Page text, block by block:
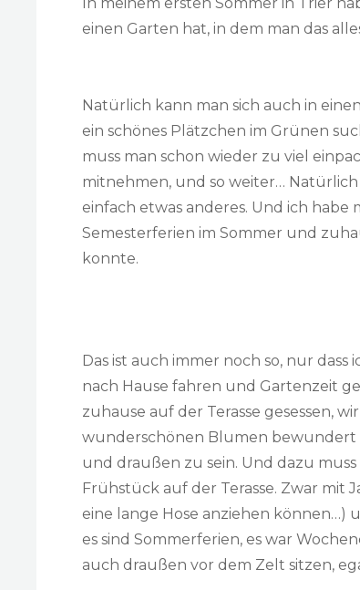
einen Garten hat, in dem man das
Natürlich kann man sich auch in
ein schönes Plätzchen im Grünen
muss man schon wieder zu viel
mitnehmen, und so weiter… Natürlich
einfach etwas anderes. Und ich
Semesterferien im Sommer und
konnte.
Das ist auch immer noch so, nur
nach Hause fahren und Gartenzeit
zuhause auf der Terasse gesessen,
wunderschönen Blumen bewundert
und draußen zu sein. Und dazu
Frühstück auf der Terasse. Zwar mit
eine lange Hose anziehen können…)
es sind Sommerferien, es war
auch draußen vor dem Zelt sitzen,